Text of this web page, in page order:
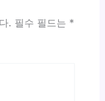
. 필수 필드는 *